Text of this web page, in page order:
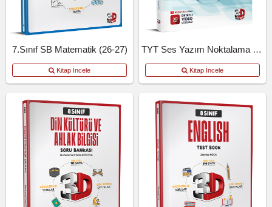
7.Sınıf SB Matematik (26-27)
Kitap İncele
TYT Ses Yazım Noktalama Kosb
Kitap İncele